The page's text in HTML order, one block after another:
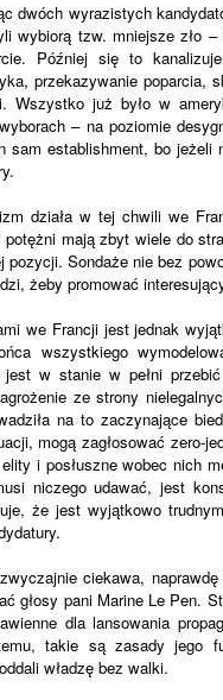
dwóch wyrazistych
wybiorą tzw. mniejsze zło
Później się to
przekazywanie poparcia,
Wszystko już było w
– na poziomie
sam establishment, bo jeżeli
działa w tej chwili we
potężni mają zbyt wiele do
pozycji. Sondaże nie bez
żeby promować
we Francji jest jednak
wszystkiego
w stanie w pełni
ze strony
na to zaczynające
mogą zagłosować zero-
i posłuszne wobec nich
niczego udawać, jest
że jest wyjątkowo
ciekawa,
głosy pani Marine Le Pen.
dla lansowania
takie są zasady jego
władzę bez walki.